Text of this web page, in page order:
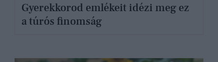
Gyerekkorod emlékeit idézi meg ez
a túrós finomság